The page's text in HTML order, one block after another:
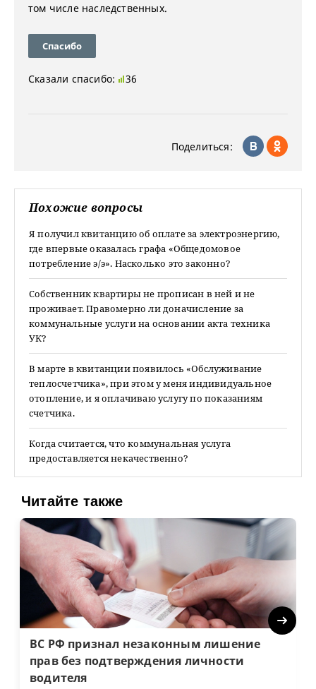
том числе наследственных.
Спасибо
Сказали спасибо: 36
Поделиться:
Похожие вопросы
Я получил квитанцию об оплате за электроэнергию,
где впервые оказалась графа «Общедомовое
потребление э/э». Насколько это законно?
Собственник квартиры не прописан в ней и не
проживает. Правомерно ли доначисление за
коммунальные услуги на основании акта техника
УК?
В марте в квитанции появилось «Обслуживание
теплосчетчика», при этом у меня индивидуальное
отопление, и я оплачиваю услугу по показаниям
счетчика.
Когда считается, что коммунальная услуга
предоставляется некачественно?
Читайте также
ВС РФ признал незаконным лишение
прав без подтверждения личности
водителя
Next